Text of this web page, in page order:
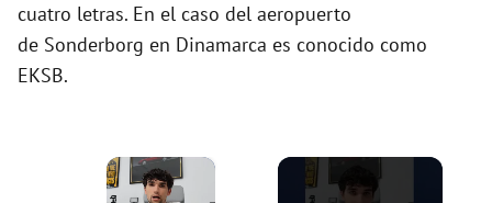
cuatro letras. En el caso del aeropuerto
de Sonderborg en Dinamarca es conocido como
EKSB.
×